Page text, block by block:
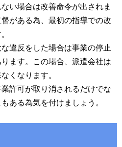
い場合は改善命令が出されま
がある為、最初の指導での改
違反をした場合は事業の停止
ます。この場合、派遣会社は
くなります。
許可が取り消されるだけでな
ある為気を付けましょう。